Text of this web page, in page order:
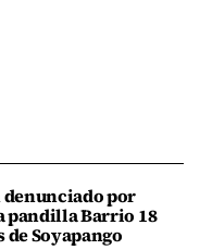
denunciado por
Barrio 18
Soyapango